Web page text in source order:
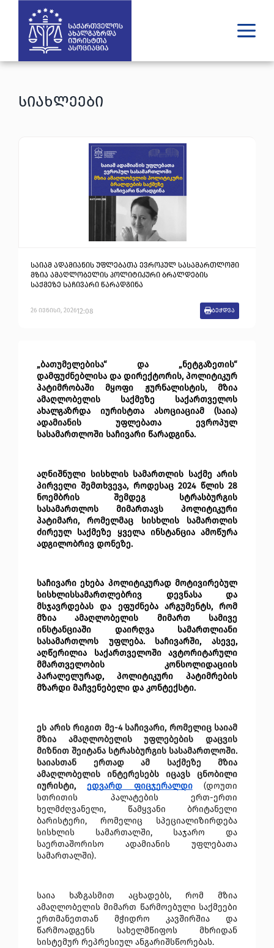
რას ვაკეთებთ
მედია
იურიდული დახმარება
GEEN
სიახლეები
საიამ ადამიანის უფლებათა ევროპულ სასამართლოში
მზია ამაღლობელის პოლიტიკური ბრალდების
საქმეზე საჩივარი წარადგინა
26 ივნისი, 202612:08 ბეჭდვა
„ბათუმელებისა“ და „ნეტგაზეთის“
დამფუძნებლისა და დირექტორის, პოლიტიკურ
პატიმრობაში მყოფი ჟურნალისტის, მზია
ამაღლობელის საქმეზე საქართველოს
ახალგაზრდა იურისტთა ასოციაციამ (საია)
ადამიანის უფლებათა ევროპულ
სასამართლოში საჩივარი წარადგინა.
აღნიშნული სისხლის სამართლის საქმე არის
პირველი შემთხვევა, როდესაც 2024 წლის 28
ნოემბრის შემდეგ სტრასბურგის
სასამართლოს მიმართავს პოლიტიკური
პატიმარი, რომელმაც სისხლის სამართლის
ძირეულ საქმეზე ყველა ინსტანცია ამოწურა
ადგილობრივ დონეზე.
საჩივარი ეხება პოლიტიკურად მოტივირებულ
სისხლისსამართლებრივ დევნასა და
მსჯავრდებას და ეფუძნება არგუმენტს, რომ
მზია ამაღლობელის მიმართ სამივე
ინსტანციაში დაირღვა სამართლიანი
სასამართლოს უფლება. საჩივარში, ასევე,
აღწერილია საქართველოში ავტორიტარული
მმართველობის კონსოლიდაციის
პარალელურად, პოლიტიკური პატიმრების
მზარდი მაჩვენებელი და კონტექსტი.
ეს არის რიგით მე-4 საჩივარი, რომელიც საიამ
მზია ამაღლობელის უფლებების დაცვის
მიზნით შეიტანა სტრასბურგის სასამართლოში.
საიასთან ერთად ამ საქმეზე მზია
ამაღლობელის ინტერესებს იცავს ცნობილი
იურისტი, ედვარდ ფიცჯერალდი
(დოუთი
სთრითის პალატების ერთ-ერთი
ხელმძღვანელი, წამყვანი ბრიტანელი
ბარისტერი, რომელიც სპეციალიზირდება
სისხლის სამართალში, საჯარო და
საერთაშორისო ადამიანის უფლებათა
სამართალში).
საია ხაზგასმით აცხადებს, რომ მზია
ამაღლობელის მიმართ წარმოებული საქმეები
ერთმანეთთან მჭიდრო კავშირშია და
წარმოადგენს სახელმწიფოს მხრიდან
სისტემურ რეპრესიულ ანგარიშსწორებას.